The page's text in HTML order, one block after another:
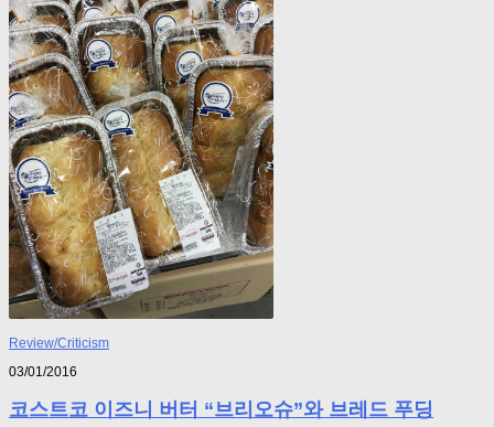
Review/Criticism
03/01/2016
코스트코 이즈니 버터 “브리오슈”와 브레드 푸딩